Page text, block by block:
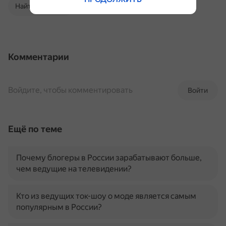
Найти в Поиске
Комментарии
Войти
Войдите, чтобы комментировать
Ещё по теме
Почему блогеры в России зарабатывают больше,
чем ведущие на телевидении?
Кто из ведущих ток-шоу о моде является самым
популярным в России?